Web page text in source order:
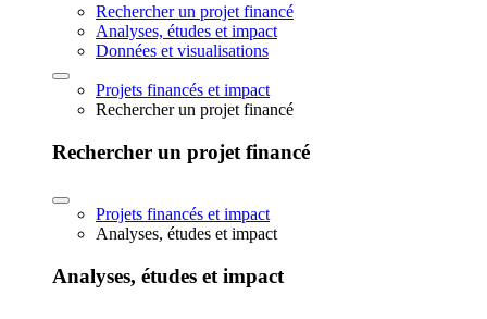
Rechercher un projet financé
Analyses, études et impact
Données et visualisations
Projets financés et impact
Rechercher un projet financé
Rechercher un projet financé
Projets financés et impact
Analyses, études et impact
Analyses, études et impact